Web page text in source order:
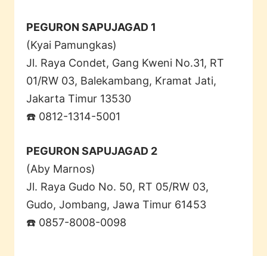
PEGURON SAPUJAGAD 1
(Kyai Pamungkas)
Jl. Raya Condet, Gang Kweni No.31, RT
01/RW 03, Balekambang, Kramat Jati,
Jakarta Timur 13530
☎️ 0812-1314-5001
PEGURON SAPUJAGAD 2
(Aby Marnos)
Jl. Raya Gudo No. 50, RT 05/RW 03,
Gudo, Jombang, Jawa Timur 61453
☎️ 0857-8008-0098